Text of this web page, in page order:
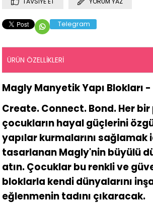
Telegram
ÜRÜN ÖZELLIKLERI
Magly Manyetik Yapı Blokları
Create. Connect. Bond. Her bir
çocukların hayal güçlerini
yapılar kurmalarını sağlamak
tasarlanan Magly'nin büyülü
atın. Çocuklar bu renkli ve
bloklarla kendi dünyalarını
eğlenmenin tadını çıkaracak.